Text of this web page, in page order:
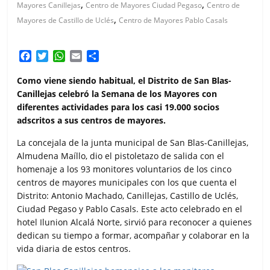
Mayores Canillejas,Centro de Mayores Ciudad Pegaso,Centro de
Mayores de Castillo de Uclés,Centro de Mayores Pablo Casals
c
e
b
o
k
i
t
t
e
W
a
t
s
A
p
a
i
l
m
p
a
r
i
r
Como viene siendo habitual, el Distrito de San Blas-
Canillejas celebró la Semana de los Mayores con
diferentes actividades para los casi 19.000 socios
adscritos a sus centros de mayores.
La concejala de la junta municipal de San Blas-Canillejas,
Almudena Maíllo, dio el pistoletazo de salida con el
homenaje a los 93 monitores voluntarios de los cinco
centros de mayores municipales con los que cuenta el
Distrito: Antonio Machado, Canillejas, Castillo de Uclés,
Ciudad Pegaso y Pablo Casals. Este acto celebrado en el
hotel Ilunion Alcalá Norte, sirvió para reconocer a quienes
dedican su tiempo a formar, acompañar y colaborar en la
vida diaria de estos centros.